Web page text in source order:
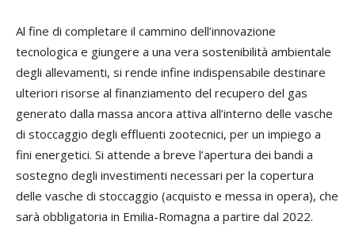
Al fine di completare il cammino dell’innovazione
tecnologica e giungere a una vera sostenibilità ambientale
degli allevamenti, si rende infine indispensabile destinare
ulteriori risorse al finanziamento del recupero del gas
generato dalla massa ancora attiva all’interno delle vasche
di stoccaggio degli effluenti zootecnici, per un impiego a
fini energetici. Si attende a breve l’apertura dei bandi a
sostegno degli investimenti necessari per la copertura
delle vasche di stoccaggio (acquisto e messa in opera), che
sarà obbligatoria in Emilia-Romagna a partire dal 2022.